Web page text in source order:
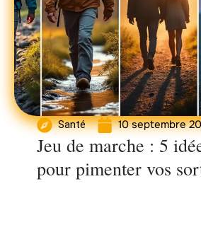
Santé 10 septembre
Jeu de marche : 5
pour pimenter vos